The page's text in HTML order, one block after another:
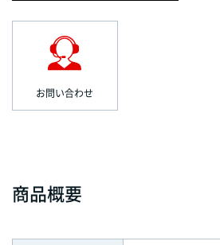
お問い合わせ
商品概要